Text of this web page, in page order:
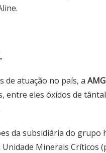
de atuação no país, a
entre eles óxidos de
da subsidiária do grupo
Minerais Críticos